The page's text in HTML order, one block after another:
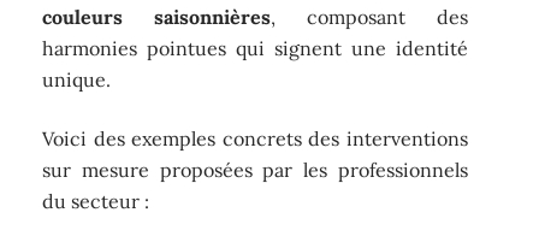
couleurs saisonnières, composant des
harmonies pointues qui signent une identité
unique.
Voici des exemples concrets des interventions
sur mesure proposées par les professionnels
du secteur :